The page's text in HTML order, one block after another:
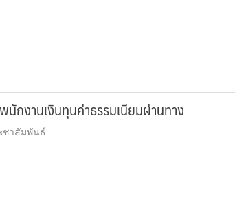
กงานเงินทุนค่าธรรมเนียมผ่านทาง
ชาสัมพันธ์